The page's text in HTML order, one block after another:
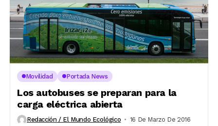
Movilidad Portada News
Los autobuses se preparan para la
carga eléctrica abierta
Redacción / El Mundo Ecológico 16 De Marzo De 2016